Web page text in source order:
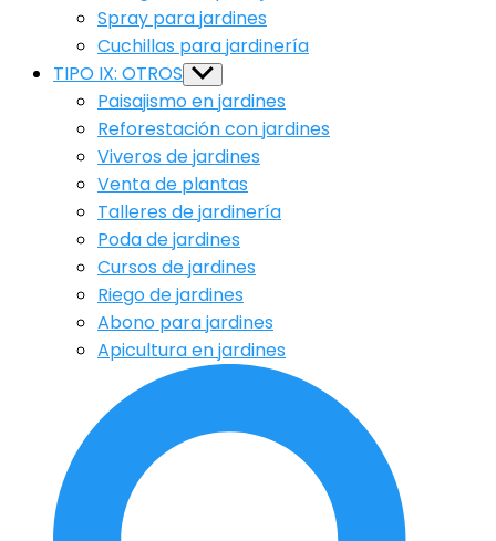
Spray para jardines
Cuchillas para jardinería
TIPO IX: OTROS Show
sub
menu
Paisajismo en jardines
Reforestación con jardines
Viveros de jardines
Venta de plantas
Talleres de jardinería
Poda de jardines
Cursos de jardines
Riego de jardines
Abono para jardines
Apicultura en jardines